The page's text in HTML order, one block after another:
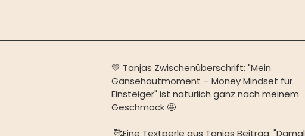
💛 Tanjas Zwischenüberschrift: "Mein
Gänsehautmoment – Money Mindset für
Einsteiger" ist natürlich ganz nach meinem
Geschmack 🤩
🥰Eine Textperle aus Tanjas Beitrag: